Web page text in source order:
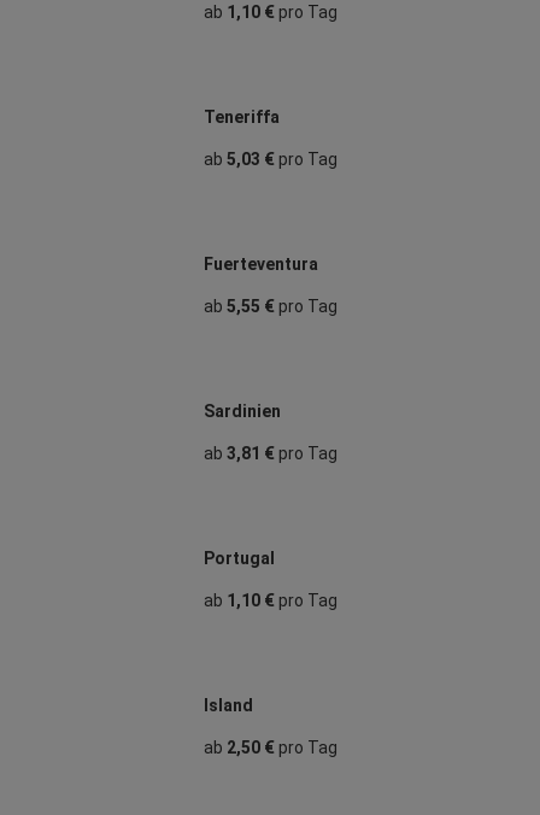
ab 1,10 €pro Tag
Teneriffa
ab 5,03 €pro Tag
Fuerteventura
ab 5,55 €pro Tag
Sardinien
ab 3,81 €pro Tag
Portugal
ab 1,10 €pro Tag
Island
ab 2,50 €pro Tag